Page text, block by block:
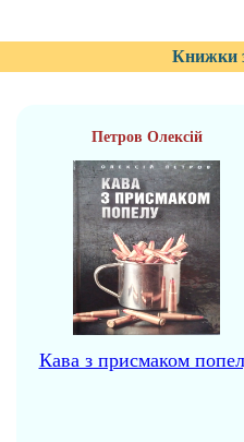
Книжки
Петров Олексій
Кава з присмаком